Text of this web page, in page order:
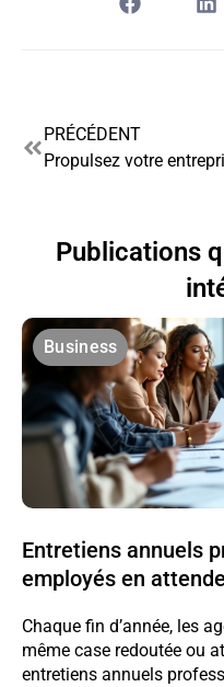
PRÉCÉDENT
Publications
Business
Entretiens annuels
employés en
Chaque fin d’année, les
même case redoutée ou
entretiens annuels